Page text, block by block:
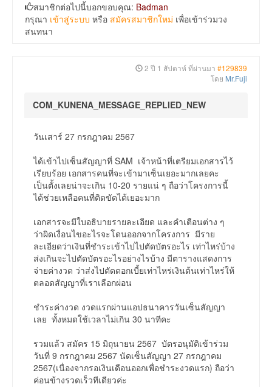
สมาชิกต่อไปนี้บอกขอบคุณ: Badman
กรุณา เข้าสู่ระบบ หรือ สมัครสมาชิกใหม่ เพื่อเข้าร่วมวง
สนทนา
2 ปี 1 สัปดาห์ ที่ผ่านมา #129839
โดย Mr.Fuji
COM_KUNENA_MESSAGE_REPLIED_NEW
วันเสาร์ 27 กรกฎาคม 2567
ได้เข้าไปเซ็นสัญญาที่ SAM เจ้าหน้าที่เตรียมเอกสารไว้
เรียบร้อย เอกสารคนที่จะเข้ามาเซ็นเยอะมากเลยคะ
เป็นตั้งเลยน่าจะเกิน 10-20 รายแน่ ๆ ถือว่าโครงการนี้
ได้ช่วยเหลือคนที่ติดขัดได้เยอะมาก
เอกสารจะมีใบอธิบายรายละเอียด และคำเตือนต่าง ๆ
ว่าผิดเงื่อนไขอะไรจะโดนออกจากโครงการ มีราย
ละเอียดว่าเงินที่ชำระเข้าไปไปตัดบัตรอะไร เท่าไหร่บ้าง
ส่งเกินจะไปตัดบัตรอะไรอย่างไรบ้าง มีตารางแสดงการ
จ่ายค่างวด ว่าส่งไปตัดดอกเบี้ยเท่าไหร่เงินต้นเท่าไหร่ให้
ตลอดสัญญาที่เราเลือกผ่อน
ชำระค่างวด งวดแรกผ่านแอปธนาคารวันเซ็นสัญญา
เลย ทั้งหมดใช้เวลาไม่เกิน 30 นาทีคะ
รวมแล้ว สมัคร 15 มิถุนายน 2567 บัตรอนุมัติเข้าร่วม
วันที่ 9 กรกฎาคม 2567 นัดเซ็นสัญญา 27 กรกฎาคม
2567(เนื่องจากรอเงินเดือนออกเพื่อชำระงวดแรก) ถือว่า
ค่อนข้างรวดเร็วทีเดียวค่ะ